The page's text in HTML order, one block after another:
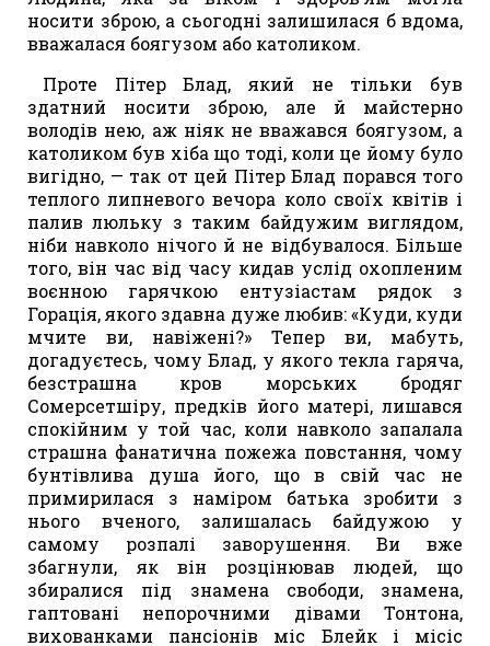
носити зброю, а сьогодні залишилася б вдома,
вважалася боягузом або католиком.
Проте Пітер Блад, який не тільки був
здатний носити зброю, але й майстерно
володів нею, аж ніяк не вважався боягузом, а
католиком був хіба що тоді, коли це йому було
вигідно, — так от цей Пітер Блад порався того
теплого липневого вечора коло своїх квітів і
палив люльку з таким байдужим виглядом,
ніби навколо нічого й не відбувалося. Більше
того, він час від часу кидав услід охопленим
воєнною гарячкою ентузіастам рядок з
Горація, якого здавна дуже любив: «Куди, куди
мчите ви, навіжені?» Тепер ви, мабуть,
догадуєтесь, чому Блад, у якого текла гаряча,
безстрашна кров морських бродяг
Сомерсетшіру, предків його матері, лишався
спокійним у той час, коли навколо запалала
страшна фанатична пожежа повстання, чому
бунтівлива душа його, що в свій час не
примирилася з наміром батька зробити з
нього вченого, залишалась байдужою у
самому розпалі заворушення. Ви вже
збагнули, як він розцінював людей, що
збиралися під знамена свободи, знамена,
гаптовані непорочними дівами Тонтона,
вихованками пансіонів міс Блейк і місіс